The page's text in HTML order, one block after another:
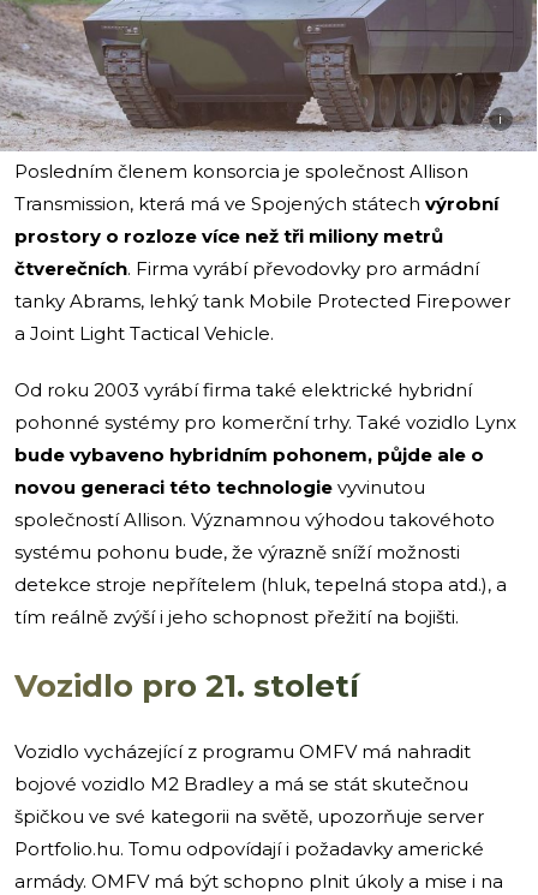
i
Posledním členem konsorcia je společnost Allison
Transmission, která má ve Spojených státech výrobní
prostory o rozloze více než tři miliony metrů
čtverečních. Firma vyrábí převodovky pro armádní
tanky Abrams, lehký tank Mobile Protected Firepower
a Joint Light Tactical Vehicle.
Od roku 2003 vyrábí firma také elektrické hybridní
pohonné systémy pro komerční trhy. Také vozidlo Lynx
bude vybaveno hybridním pohonem, půjde ale o
novou generaci této technologie vyvinutou
společností Allison. Významnou výhodou takovéhoto
systému pohonu bude, že výrazně sníží možnosti
detekce stroje nepřítelem (hluk, tepelná stopa atd.), a
tím reálně zvýší i jeho schopnost přežití na bojišti.
Vozidlo pro 21. století
Vozidlo vycházející z programu OMFV má nahradit
bojové vozidlo M2 Bradley a má se stát skutečnou
špičkou ve své kategorii na světě, upozorňuje server
Portfolio.hu. Tomu odpovídají i požadavky americké
armády. OMFV má být schopno plnit úkoly a mise i na